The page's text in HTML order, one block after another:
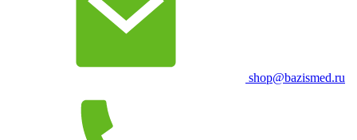
shop@bazismed.ru